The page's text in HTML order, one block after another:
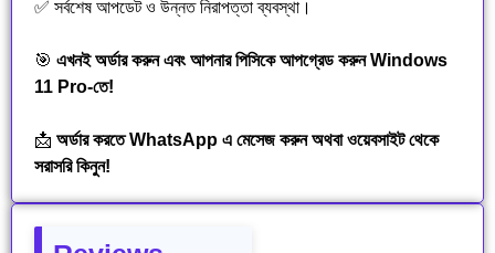
✅ সর্বশেষ আপডেট ও উন্নত নিরাপত্তা ব্যবস্থা।
🎯 এখনই অর্ডার করুন এবং আপনার পিসিকে আপগ্রেড করুন Windows
11 Pro-তে!
📩 অর্ডার করতেWhatsApp এ মেসেজ করুন অথবা ওয়েবসাইট থেকে
সরাসরি কিনুন!